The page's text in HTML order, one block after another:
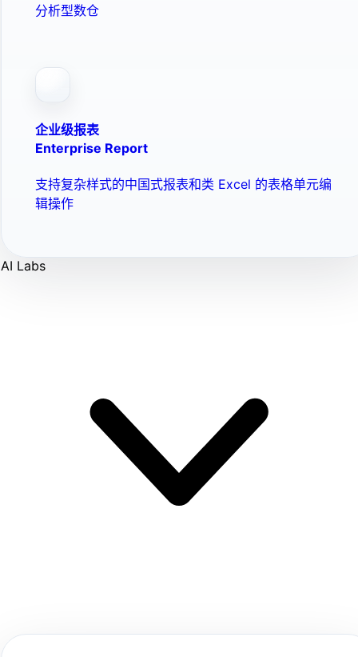
分析型数仓
企业级报表
Enterprise Report
支持复杂样式的中国式报表和类 Excel 的表格单元编
辑操作
AI Labs